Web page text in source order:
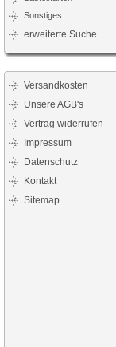
Sonstiges
erweiterte Suche
Versandkosten
Unsere AGB's
Vertrag widerrufen
Impressum
Datenschutz
Kontakt
Sitemap